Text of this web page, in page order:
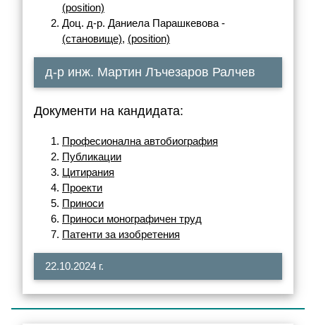
(position)
Доц. д-р. Даниела Парашкевова -
(становище), (position)
д-р инж. Мартин Лъчезаров Ралчев
Документи на кандидата:
Професионална автобиография
Публикации
Цитирания
Проекти
Приноси
Приноси монографичен труд
Патенти за изобретения
22.10.2024 г.